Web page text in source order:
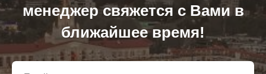
менеджер свяжется с Вами в
ближайшее время!